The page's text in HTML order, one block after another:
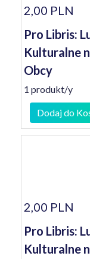
2,00 PLN
Pro Libris:
Kulturalne
Obcy
1 produkt/y
Dodaj do
2,00 PLN
Pro Libris:
Kulturalne